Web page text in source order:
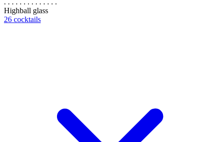
. . . . . . . . . . . . . .
Highball glass
26 cocktails